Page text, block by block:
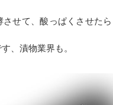
させて、酸っぱくさせた
、漬物業界も。